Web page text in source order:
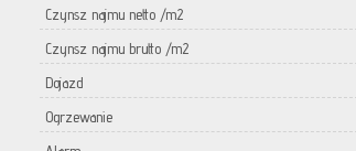
Czynsz najmu netto /m2
Czynsz najmu brutto /m2
Dojazd
Ogrzewanie